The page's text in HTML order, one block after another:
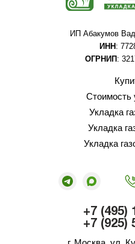
ИП Абакумов
ИНН:
ОГРНИП:
Стоимость
Укладка
Укладка
Укладка
+7 (495)
+7 (925)